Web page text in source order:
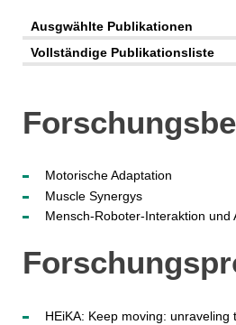
Ausgwählte Publikationen
Vollständige Publikationsliste
Motorische Adaptation
Muscle Synergys
Mensch-Roboter-Interaktion und
HEiKA: Keep moving: unraveling